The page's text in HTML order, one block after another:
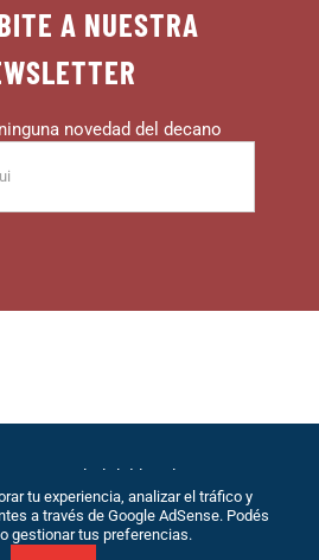
A NUESTRA
novedad del decano
comunidad del hincha |
de Privacidad|Sobre
Servicio|Contacto
tu experiencia, analizar el tráfico y
a través de Google AdSense. Podés
gestionar tus preferencias.